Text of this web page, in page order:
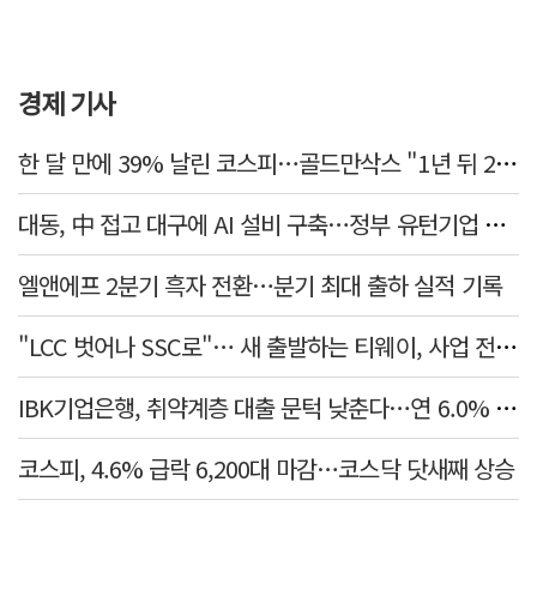
경제 기사
한 달 만에 39% 날린 코스피…골드만삭스 "1년 뒤 2배" 예상, 왜?
대동, 中 접고 대구에 AI 설비 구축…정부 유턴기업 선정
엘앤에프 2분기 흑자 전환…분기 최대 출하 실적 기록
"LCC 벗어나 SSC로"… 새 출발하는 티웨이, 사업 전략 발표
IBK기업은행, 취약계층 대출 문턱 낮춘다…연 6.0% 'i-ONE 햇살론 특례보증' 비대면 출시
코스피, 4.6% 급락 6,200대 마감…코스닥 닷새째 상승